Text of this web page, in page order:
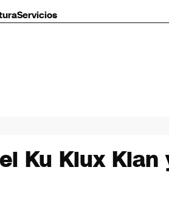
Servicios
Ku Klux